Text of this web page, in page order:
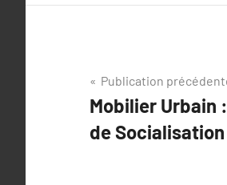
Navigation
de
l’article
Publication
Mobilier Urbain
de